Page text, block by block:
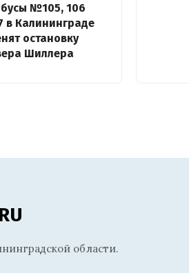
№105, 106
в Калининграде
остановку
Шиллера
области.